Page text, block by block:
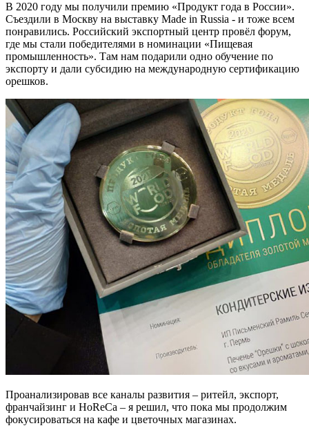
В 2020 году мы получили премию «Продукт года в России».
Съездили в Москву на выставку Made in Russia - и тоже всем
понравились. Российский экспортный центр провёл форум,
где мы стали победителями в номинации «Пищевая
промышленность». Там нам подарили одно обучение по
экспорту и дали субсидию на международную сертификацию
орешков.
Проанализировав все каналы развития – ритейл, экспорт,
франчайзинг и HoReCa – я решил, что пока мы продолжим
фокусироваться на кафе и цветочных магазинах.